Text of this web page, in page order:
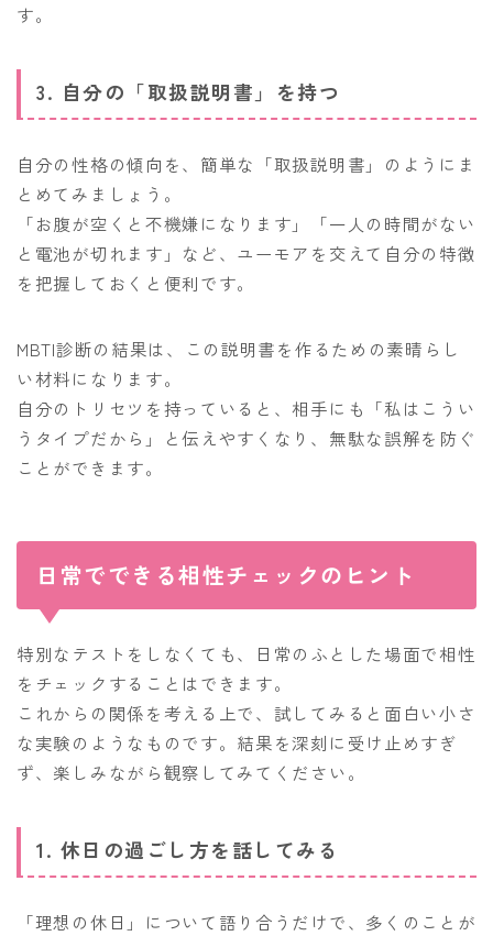
す。
3. 自分の「取扱説明書」を持つ
自分の性格の傾向を、簡単な「取扱説明書」のようにま
とめてみましょう。
「お腹が空くと不機嫌になります」「一人の時間がない
と電池が切れます」など、ユーモアを交えて自分の特徴
を把握しておくと便利です。
MBTI診断の結果は、この説明書を作るための素晴らし
い材料になります。
自分のトリセツを持っていると、相手にも「私はこうい
うタイプだから」と伝えやすくなり、無駄な誤解を防ぐ
ことができます。
日常でできる相性チェックのヒント
特別なテストをしなくても、日常のふとした場面で相性
をチェックすることはできます。
これからの関係を考える上で、試してみると面白い小さ
な実験のようなものです。結果を深刻に受け止めすぎ
ず、楽しみながら観察してみてください。
1. 休日の過ごし方を話してみる
「理想の休日」について語り合うだけで、多くのことが